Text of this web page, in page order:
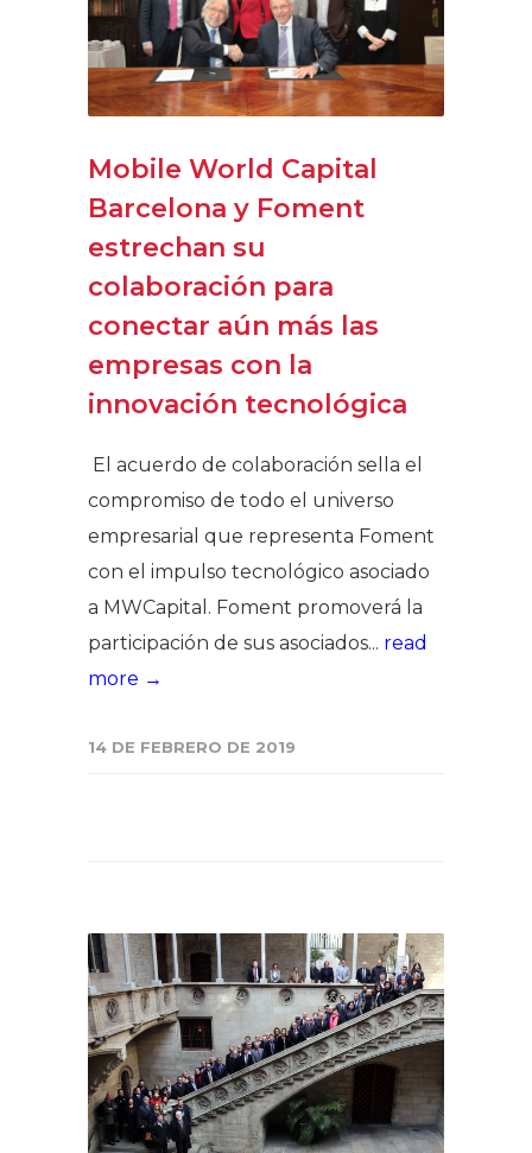
Mobile World Capital
Barcelona y Foment
estrechan su
colaboración para
conectar aún más las
empresas con la
innovación tecnológica
El acuerdo de colaboración sella el
compromiso de todo el universo
empresarial que representa Foment
con el impulso tecnológico asociado
a MWCapital. Foment promoverá la
participación de sus asociados... read
more →
14 DE FEBRERO DE 2019